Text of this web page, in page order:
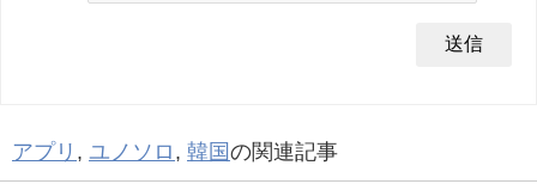
アプリ , ユノソロ , 韓国の関連記事